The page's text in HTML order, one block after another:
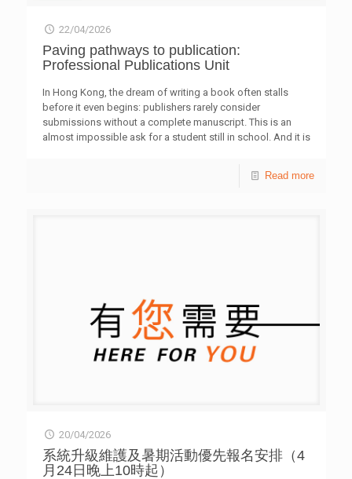
22/04/2026
Paving pathways to publication:
Professional Publications Unit
In Hong Kong, the dream of writing a book often stalls
before it even begins: publishers rarely consider
submissions without a complete manuscript. This is an
almost impossible ask for a student still in school. And it is
built for secondary students hoping to turn their stories,
Read more
20/04/2026
系統升級維護及暑期活動優先報名安排（4
月24日晚上10時起）